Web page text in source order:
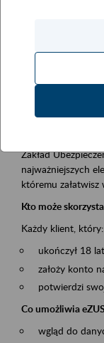
Obszar
obsługa klientów
Opis wydarzenia
Platforma Usług
Zakład
najważniejszych
któremu załatwisz
Kto może
Każdy klient, który:
ukończył 18 lat,
założy konto
potwierdzi
Co umożliwia eZUS
wgląd do